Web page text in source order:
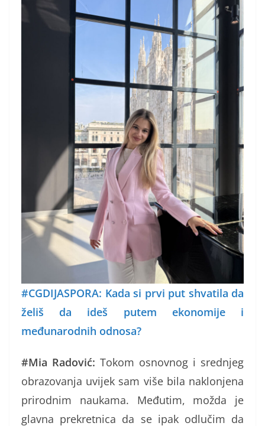
#CGDIJASPORA: Kada si prvi put shvatila da
želiš da ideš putem ekonomije i
međunarodnih odnosa?
#Mia Radović: Tokom osnovnog i srednjeg
obrazovanja uvijek sam više bila naklonjena
prirodnim naukama. Međutim, možda je
glavna prekretnica da se ipak odlučim da